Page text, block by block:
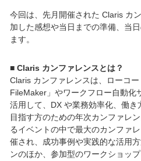
今回は、先月開催された Claris カ
加した感想や当日までの準備、当
ます。
■ Claris カンファレンスとは？
Claris カンファレンスは、ローコ
FileMaker」やワークフロー自動化
活用して、DX や業務効率化、働
目指す方のための年次カンファレ
るイベントの中で最大のカンファ
催され、成功事例や実践的な活用
ンのほか、参加型のワークショッ